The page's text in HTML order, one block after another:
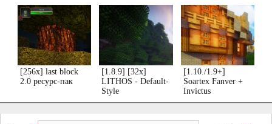
[256x] last block
2.0 ресурс-пак
[1.8.9] [32x]
LITHOS - Default-
Style
[1.10./1.9+]
Soartex Fanver +
Invictus